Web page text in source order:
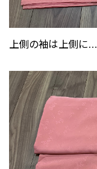
上側の袖は上側に…